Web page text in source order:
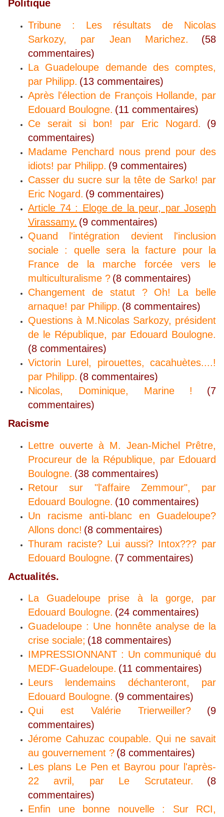
Politique
Tribune : Les résultats de Nicolas
Sarkozy, par Jean Marichez.
(58
commentaires)
La Guadeloupe demande des comptes,
par Philipp. (13 commentaires)
Après l'élection de François Hollande, par
Edouard Boulogne. (11 commentaires)
Ce serait si bon! par Eric Nogard.
(9
commentaires)
Madame Penchard nous prend pour des
idiots! par Philipp. (9 commentaires)
Casser du sucre sur la tête de Sarko! par
Eric Nogard. (9 commentaires)
Article 74 : Eloge de la peur, par Joseph
Virassamy. (9 commentaires)
Quand l'intégration devient l'inclusion
sociale : quelle sera la facture pour la
France de la marche forcée vers le
multiculturalisme ? (8 commentaires)
Changement de statut ? Oh! La belle
arnaque! par Philipp. (8 commentaires)
Questions à M.Nicolas Sarkozy, président
de le République, par Edouard Boulogne.
(8 commentaires)
Victorin Lurel, pirouettes, cacahuètes....!
par Philipp. (8 commentaires)
Nicolas, Dominique, Marine !
(7
commentaires)
Racisme
Lettre ouverte à M. Jean-Michel Prêtre,
Procureur de la République, par Edouard
Boulogne. (38 commentaires)
Retour sur "l'affaire Zemmour", par
Edouard Boulogne. (10 commentaires)
Un racisme anti-blanc en Guadeloupe?
Allons donc! (8 commentaires)
Thuram raciste? Lui aussi? Intox??? par
Edouard Boulogne. (7 commentaires)
Actualités.
La Guadeloupe prise à la gorge, par
Edouard Boulogne. (24 commentaires)
Guadeloupe : Une honnête analyse de la
crise sociale; (18 commentaires)
IMPRESSIONNANT : Un communiqué du
MEDF-Guadeloupe. (11 commentaires)
Leurs lendemains déchanteront, par
Edouard Boulogne. (9 commentaires)
Qui est Valérie Trierweiller?
(9
commentaires)
Jérome Cahuzac coupable. Qui ne savait
au gouvernement ? (8 commentaires)
Les plans Le Pen et Bayrou pour l'après-
22 avril, par Le Scrutateur.
(8
commentaires)
Enfin une bonne nouvelle : Sur RCI,